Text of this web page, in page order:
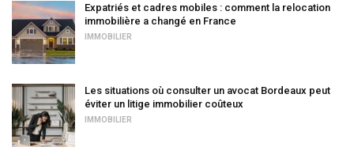
Expatriés et cadres mobiles : comment la relocation
immobilière a changé en France
IMMOBILIER
Les situations où consulter un avocat Bordeaux peut
éviter un litige immobilier coûteux
IMMOBILIER